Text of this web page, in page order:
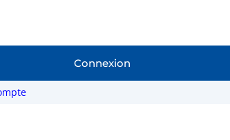
Connexion